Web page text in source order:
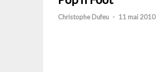
Christophe Dufeu - 11 mai 2010